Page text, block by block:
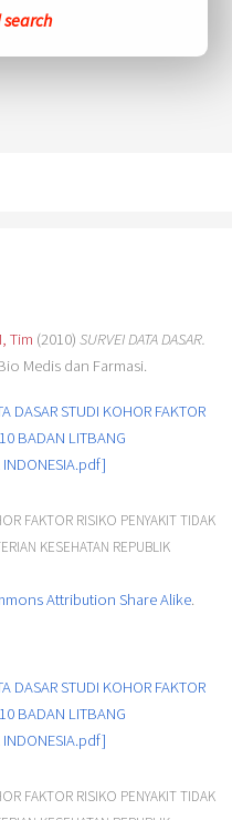
search
Tim (2010) SURVEI DATA DASAR.
Medis dan Farmasi.
FAKTOR RISIKO PENYAKIT TIDAK
KESEHATAN REPUBLIK
Attribution Share Alike.
FAKTOR RISIKO PENYAKIT TIDAK